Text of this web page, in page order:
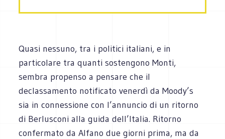
Quasi nessuno, tra i politici italiani, e in
particolare tra quanti sostengono Monti,
sembra propenso a pensare che il
declassamento notificato venerdì da Moody’s
sia in connessione con l’annuncio di un ritorno
di Berlusconi alla guida dell’Italia. Ritorno
confermato da Alfano due giorni prima, ma da